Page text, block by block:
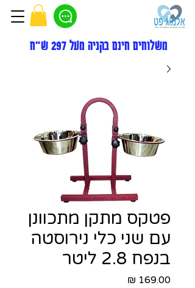
משלוחים חינם בקניה מעל 297 ש"ח
פטקס מתקן מתכוונן
עם שני כלי נירוסטה
בנפח 2.8 ליטר